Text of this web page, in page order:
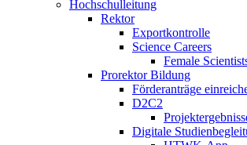
Hochschulleitung
Rektor
Exportkontrolle
Science Careers
Female
Prorektor Bildung
Förderanträge
D2C2
Digitale